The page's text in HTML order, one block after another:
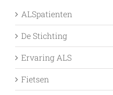
ALSpatienten
De Stichting
Ervaring ALS
Fietsen